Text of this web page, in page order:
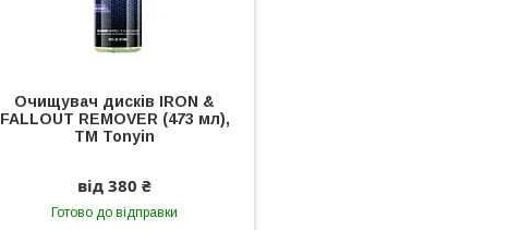
Очищувач дисків IRON &
FALLOUT REMOVER (473 мл),
ТМ Tonyin
від 380 ₴
Готово до відправки